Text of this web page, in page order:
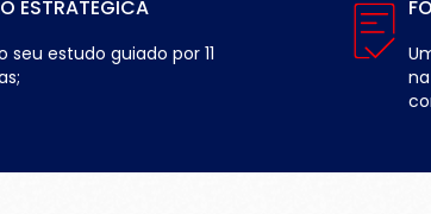
ESTRATÉGICA
seu estudo guiado por 11